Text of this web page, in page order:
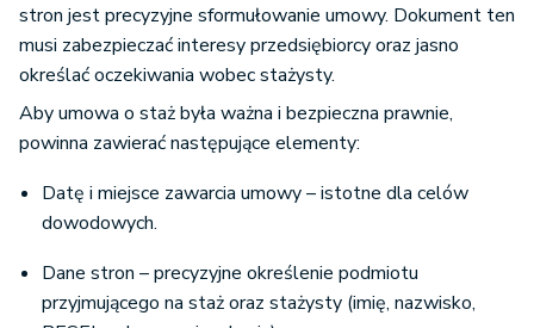
stron jest precyzyjne sformułowanie umowy. Dokument ten
musi zabezpieczać interesy przedsiębiorcy oraz jasno
określać oczekiwania wobec stażysty.
Aby umowa o staż była ważna i bezpieczna prawnie,
powinna zawierać następujące elementy:
Datę i miejsce zawarcia umowy – istotne dla celów
dowodowych.
Dane stron – precyzyjne określenie podmiotu
przyjmującego na staż oraz stażysty (imię, nazwisko,